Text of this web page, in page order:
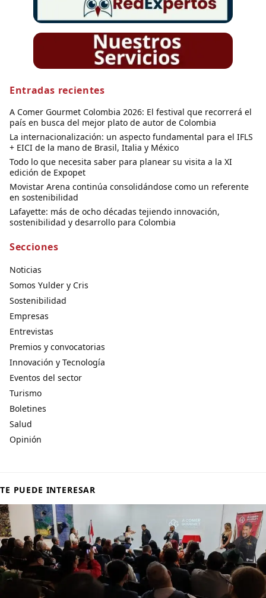
Entradas recientes
A Comer Gourmet Colombia 2026: El festival que recorrerá el
país en busca del mejor plato de autor de Colombia
La internacionalización: un aspecto fundamental para el IFLS
+ EICI de la mano de Brasil, Italia y México
Todo lo que necesita saber para planear su visita a la XI
edición de Expopet
Movistar Arena continúa consolidándose como un referente
en sostenibilidad
Lafayette: más de ocho décadas tejiendo innovación,
sostenibilidad y desarrollo para Colombia
Secciones
Noticias
Somos Yulder y Cris
Sostenibilidad
Empresas
Entrevistas
Premios y convocatorias
Innovación y Tecnología
Eventos del sector
Turismo
Boletines
Salud
Opinión
TE PUEDE INTERESAR